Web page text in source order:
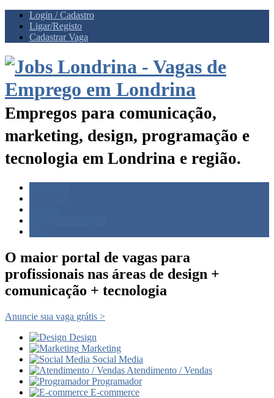
Login / Cadastro
Ligar/Registo
Cadastrar Vaga
Empregos para comunicação,
marketing, design, programação e
tecnologia em Londrina e região.
O maior portal de vagas para
profissionais nas áreas de design +
comunicação + tecnologia
Anuncie sua vaga grátis >
Design
Marketing
Social Media
Atendimento / Vendas
Programador
E-commerce